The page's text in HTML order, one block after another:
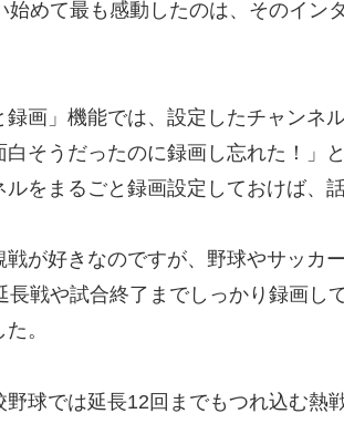
始めて最も感動したのは、そのイン
画」機能では、設定したチャンネ
白そうだったのに録画し忘れた！」
ルをまるごと録画設定しておけば、
が好きなのですが、野球やサッカ
長戦や試合終了までしっかり録画し
。
球では延長12回までもつれ込む熱